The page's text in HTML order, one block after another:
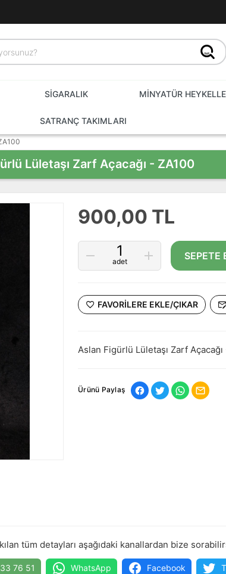
SİGARALIK MİNYATÜR
SATRANÇ TAKIMLARI
Lületaşı Zarf Açacağı - ZA100
900,00 TL
adet SEPETE
FAVORILERE EKLE/ÇIKAR
Aslan Figürlü Lületaşı Zarf Açacağı
Ürünü Paylaş
tüm detayları aşağıdaki kanallardan bize
76 51 WhatsApp Facebook